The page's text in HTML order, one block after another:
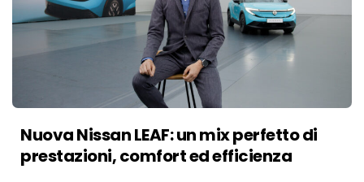
Nuova Nissan LEAF: un mix perfetto di
prestazioni, comfort ed efficienza